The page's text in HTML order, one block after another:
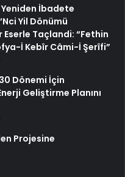
Yeniden İbadete
Yil Dönümü
Eserle Taçlandi: “Fethin
İ Kebîr Câmi-İ Şerîfi”
Dönemi İçin
Geliştirme Planını
Projesine